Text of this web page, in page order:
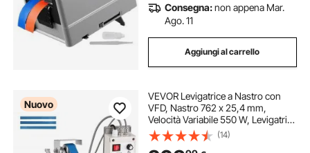
Consegna:non appena Mar.
Ago. 11
Aggiungi al carrello
Nuovo
VEVOR Levigatrice a Nastro con
VFD, Nastro 762 x 25,4 mm,
Velocità Variabile 550 W, Levigatrice
a Nastro Professionale, 2 Modalità
di Smerigliatura, 3 Nastri Abrasivi
(14)